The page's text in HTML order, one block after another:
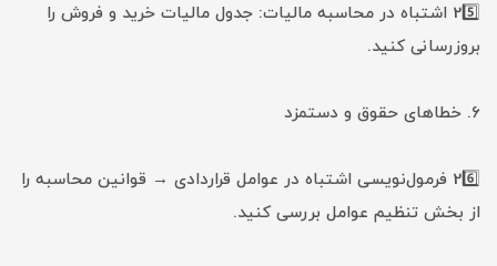
25️⃣ اشتباه در محاسبه مالیات: جدول مالیات خرید و فروش را
بروزرسانی کنید.
۶. خطاهای حقوق و دستمزد
26️⃣ فرمول‌نویسی اشتباه در عوامل قراردادی → قوانین محاسبه را
از بخش تنظیم عوامل بررسی کنید.